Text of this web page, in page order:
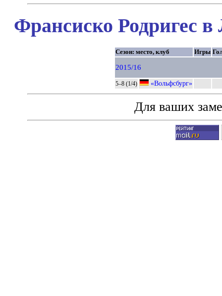
Франсиско Родригес
Сезон: место, клуб Игры
2015/16
5–8 (1/4) «Вольфсбург»
Для ваших